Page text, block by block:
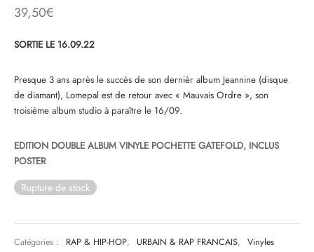
39,50€
SORTIE LE 16.09.22
Presque 3 ans après le succès de son dernièr album Jeannine (disque
de diamant), Lomepal est de retour avec « Mauvais Ordre », son
troisième album studio à paraître le 16/09.
EDITION DOUBLE ALBUM VINYLE POCHETTE GATEFOLD, INCLUS
POSTER
Rupture de stock
Catégories : RAP & HIP-HOP, URBAIN & RAP FRANCAIS,
Vinyles
MUSIQUES IMPROVISEES
CLASSIQUE